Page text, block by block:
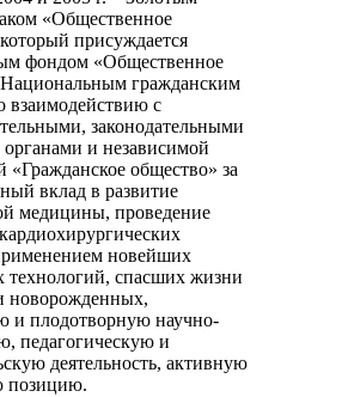
«Общественное
присуждается
фондом «Общественное
гражданским
взаимодействию с
законодательными
и независимой
«Гражданское общество» за
вклад в развитие
медицины, проведение
новейших
технологий, спасших жизни
новорожденных,
и плодотворную научно-
педагогическую и
деятельность, активную
позицию.